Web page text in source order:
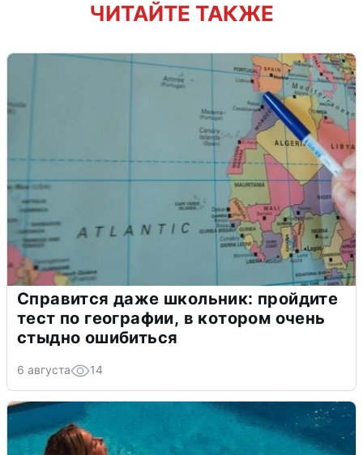
ЧИТАЙТЕ ТАКЖЕ
Справится даже школьник: пройдите
тест по географии, в котором очень
стыдно ошибиться
6 августа 14